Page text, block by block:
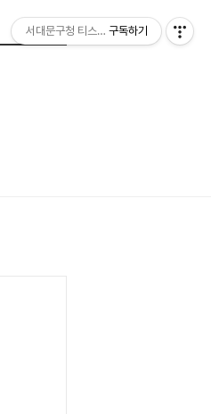
서대문구청 티스토리 블로그
구독하기